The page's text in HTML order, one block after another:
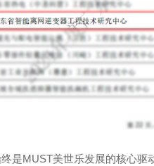
是MUST美世乐发展的核心